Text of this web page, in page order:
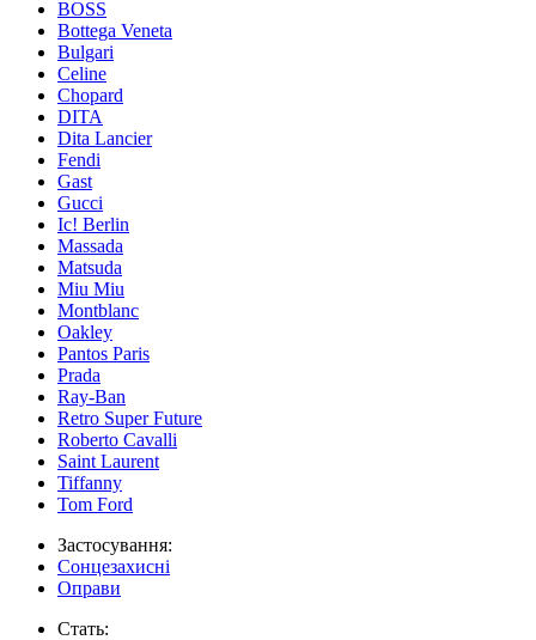
BOSS
Bottega Veneta
Bulgari
Celine
Chopard
DITA
Dita Lancier
Fendi
Gast
Gucci
Ic! Berlin
Massada
Matsuda
Miu Miu
Montblanc
Oakley
Pantos Paris
Prada
Ray-Ban
Retro Super Future
Roberto Cavalli
Saint Laurent
Tiffanny
Tom Ford
Застосування:
Сонцезахисні
Оправи
Стать: